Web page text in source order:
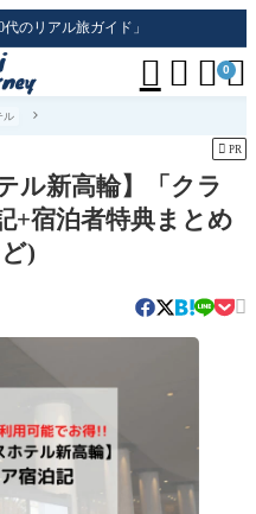
のリアル旅ガイド」
   0
ル
 PR
ル新高輪】「クラ
+宿泊者特典まとめ
)
